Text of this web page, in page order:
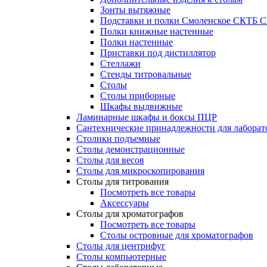
Зонты вытяжные
Подставки и полки Смоленское СКТБ
Полки книжные настенные
Полки настенные
Приставки под дистиллятор
Стеллажи
Стенды титровальные
Столы
Столы приборные
Шкафы выдвижные
Ламинарные шкафы и боксы ПЦР
Сантехнические принадлежности для
Столики подъемные
Столы демонстрационные
Столы для весов
Столы для микроскопирования
Столы для титрования
Посмотреть все товары
Аксессуары
Столы для хроматографов
Посмотреть все товары
Столы островные для хроматографов
Столы для центрифуг
Столы компьютерные